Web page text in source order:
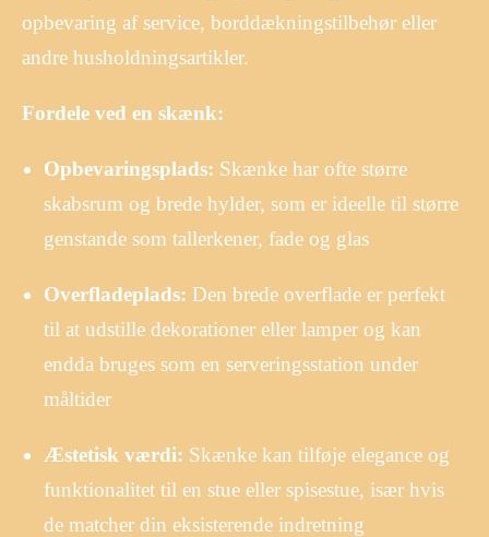
opbevaring af service, borddækningstilbehør eller
andre husholdningsartikler.
Fordele ved en skænk:
Opbevaringsplads: Skænke har ofte større
skabsrum og brede hylder, som er ideelle til større
genstande som tallerkener, fade og glas
Overfladeplads:Den brede overflade er perfekt
til at udstille dekorationer eller lamper og kan
endda bruges som en serveringsstation under
måltider
Æstetisk værdi: Skænke kan tilføje elegance og
funktionalitet til en stue eller spisestue, især hvis
de matcher din eksisterende indretning